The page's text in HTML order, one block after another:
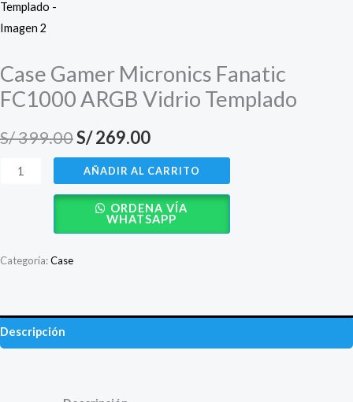
Case Gamer Micronics Fanatic
FC1000 ARGB Vidrio Templado
S/399.00El
precio
original
era:
S/269.00El
precio
actual
es:
Case
Templado
cantidad
AÑADIR AL CARRITO
ORDENA VÍA
WHATSAPP
Categoría:Case
Descripción